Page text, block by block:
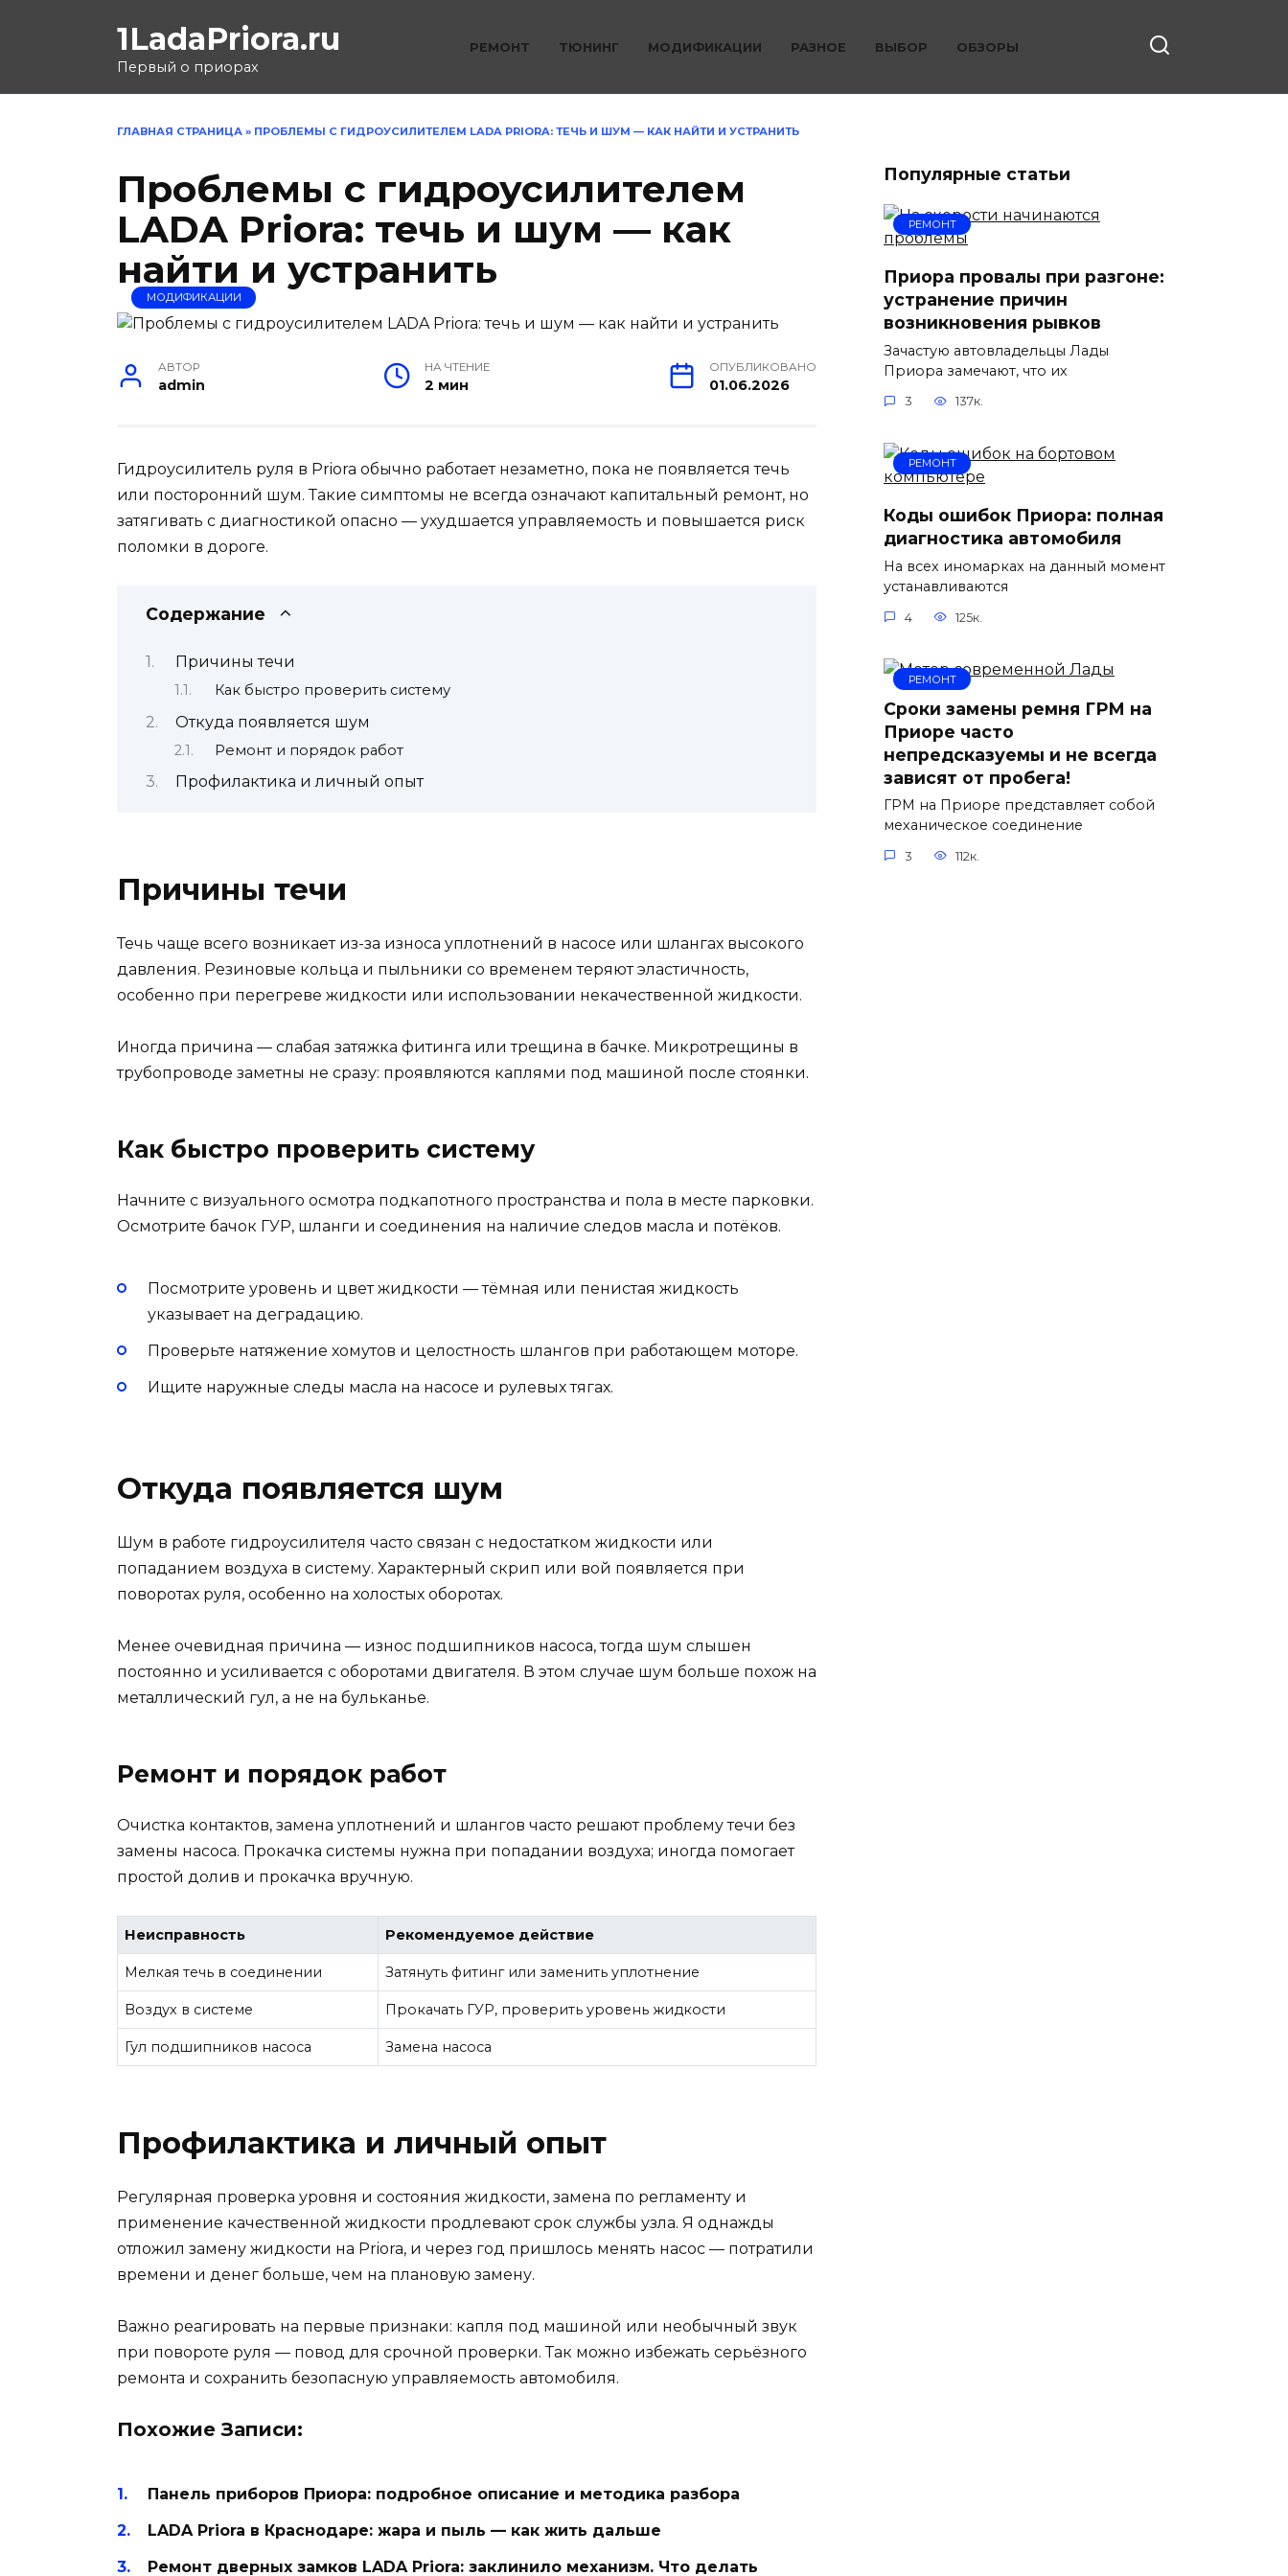
1LadaPriora.ru
Первый о приорах
РЕМОНТ ТЮНИНГ МОДИФИКАЦИИ РАЗНОЕ ВЫБОР ОБЗОРЫ
ГЛАВНАЯ СТРАНИЦА » ПРОБЛЕМЫ С ГИДРОУСИЛИТЕЛЕМ LADA PRIORA: ТЕЧЬ И ШУМ — КАК НАЙТИ И УСТРАНИТЬ
Проблемы с гидроусилителем
LADA Priora: течь и шум — как
найти и устранить
МОДИФИКАЦИИ
АВТОР
admin
НА ЧТЕНИЕ
2 мин
ОПУБЛИКОВАНО
01.06.2026
Гидроусилитель руля в Priora обычно работает незаметно, пока не появляется течь
или посторонний шум. Такие симптомы не всегда означают капитальный ремонт, но
затягивать с диагностикой опасно — ухудшается управляемость и повышается риск
поломки в дороге.
Содержание
Причины течи
Как быстро проверить систему
Откуда появляется шум
Ремонт и порядок работ
Профилактика и личный опыт
Причины течи
Течь чаще всего возникает из-за износа уплотнений в насосе или шлангах высокого
давления. Резиновые кольца и пыльники со временем теряют эластичность,
особенно при перегреве жидкости или использовании некачественной жидкости.
Иногда причина — слабая затяжка фитинга или трещина в бачке. Микротрещины в
трубопроводе заметны не сразу: проявляются каплями под машиной после стоянки.
Как быстро проверить систему
Начните с визуального осмотра подкапотного пространства и пола в месте парковки.
Осмотрите бачок ГУР, шланги и соединения на наличие следов масла и потёков.
Посмотрите уровень и цвет жидкости — тёмная или пенистая жидкость
указывает на деградацию.
Проверьте натяжение хомутов и целостность шлангов при работающем моторе.
Ищите наружные следы масла на насосе и рулевых тягах.
Откуда появляется шум
Шум в работе гидроусилителя часто связан с недостатком жидкости или
попаданием воздуха в систему. Характерный скрип или вой появляется при
поворотах руля, особенно на холостых оборотах.
Менее очевидная причина — износ подшипников насоса, тогда шум слышен
постоянно и усиливается с оборотами двигателя. В этом случае шум больше похож на
металлический гул, а не на бульканье.
Ремонт и порядок работ
Очистка контактов, замена уплотнений и шлангов часто решают проблему течи без
замены насоса. Прокачка системы нужна при попадании воздуха; иногда помогает
простой долив и прокачка вручную.
Неисправность Рекомендуемое действие
Мелкая течь в соединении Затянуть фитинг или заменить уплотнение
Воздух в системе Прокачать ГУР, проверить уровень жидкости
Гул подшипников насоса Замена насоса
Профилактика и личный опыт
Регулярная проверка уровня и состояния жидкости, замена по регламенту и
применение качественной жидкости продлевают срок службы узла. Я однажды
отложил замену жидкости на Priora, и через год пришлось менять насос — потратили
времени и денег больше, чем на плановую замену.
Важно реагировать на первые признаки: капля под машиной или необычный звук
при повороте руля — повод для срочной проверки. Так можно избежать серьёзного
ремонта и сохранить безопасную управляемость автомобиля.
Похожие Записи:
Панель приборов Приора: подробное описание и методика разбора
LADA Priora в Краснодаре: жара и пыль — как жить дальше
Ремонт дверных замков LADA Priora: заклинило механизм. Что делать
Популярные статьи
РЕМОНТ
Приора провалы при разгоне:
устранение причин
возникновения рывков
Зачастую автовладельцы Лады
Приора замечают, что их
3 137к.
РЕМОНТ
Коды ошибок Приора: полная
диагностика автомобиля
На всех иномарках на данный момент
устанавливаются
4 125к.
РЕМОНТ
Сроки замены ремня ГРМ на
Приоре часто
непредсказуемы и не всегда
зависят от пробега!
ГРМ на Приоре представляет собой
механическое соединение
3 112к.